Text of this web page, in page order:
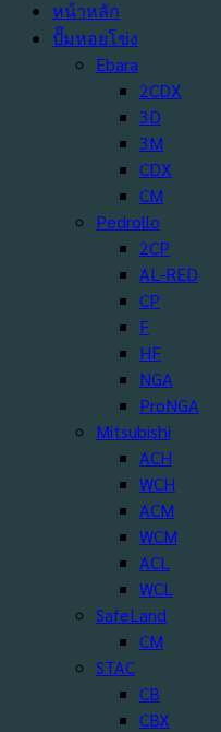
หน้าหลัก
ปั๊มหอยโข่ง
Ebara
2CDX
3D
3M
CDX
CM
Pedrollo
2CP
AL-RED
CP
F
HF
NGA
ProNGA
Mitsubishi
ACH
WCH
ACM
WCM
ACL
WCL
SafeLand
CM
STAC
CB
CBX